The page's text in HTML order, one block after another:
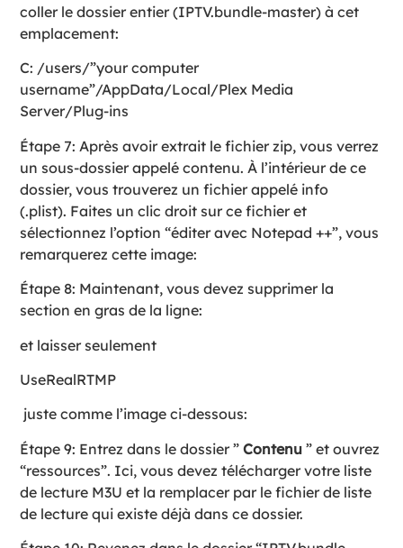
coller le dossier entier (IPTV.bundle-master) à cet
emplacement:
C: /users/”your computer
username”/AppData/Local/Plex Media
Server/Plug-ins
Étape 7: Après avoir extrait le fichier zip, vous verrez
un sous-dossier appelé contenu. À l’intérieur de ce
dossier, vous trouverez un fichier appelé info
(.plist). Faites un clic droit sur ce fichier et
sélectionnez l’option “éditer avec Notepad ++”, vous
remarquerez cette image:
Étape 8: Maintenant, vous devez supprimer la
section en gras de la ligne:
et laisser seulement
UseRealRTMP
juste comme l’image ci-dessous:
Étape 9: Entrez dans le dossier ”Contenu ” et ouvrez
“ressources”. Ici, vous devez télécharger votre liste
de lecture M3U et la remplacer par le fichier de liste
de lecture qui existe déjà dans ce dossier.